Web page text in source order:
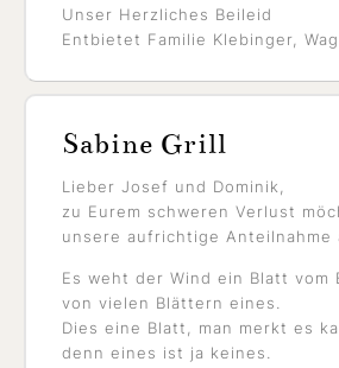
Unser Herzliches Beileid
Entbietet Familie Klebinger,
Sabine Grill
Lieber Josef und Dominik,
zu Eurem schweren Verlust
unsere aufrichtige Anteilnahme
Es weht der Wind ein Blatt vom
von vielen Blättern eines.
Dies eine Blatt, man merkt es
denn eines ist ja keines.